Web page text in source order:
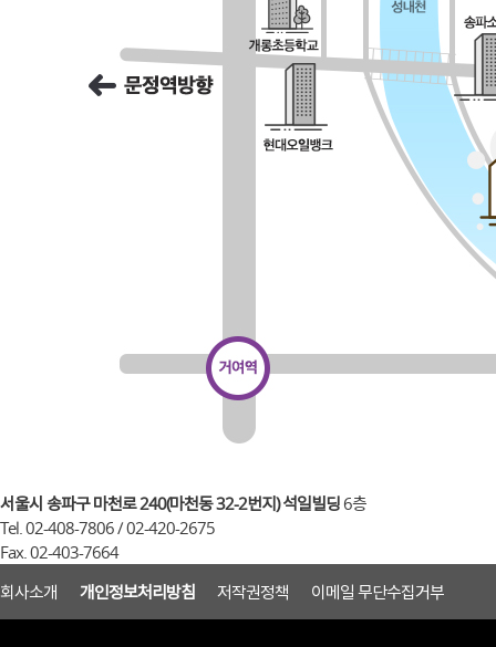
서울시 송파구 마천로 240(마천동 32-2번지) 석일빌딩 6층
Tel. 02-408-7806 / 02-420-2675
Fax. 02-403-7664
회사소개
개인정보처리방침 저작권정책 이메일 무단수집거부